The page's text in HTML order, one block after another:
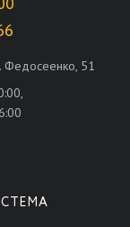
Федосеенко, 51